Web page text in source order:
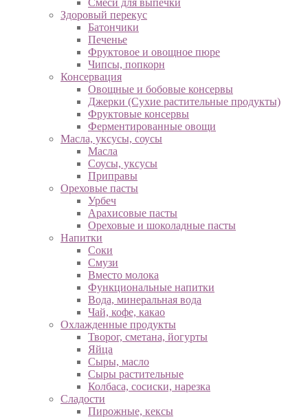
Смеси для выпечки
Здоровый перекус
Батончики
Печенье
Фруктовое и овощное пюре
Чипсы, попкорн
Консервация
Овощные и бобовые консервы
Джерки (Сухие растительные продукты)
Фруктовые консервы
Ферментированные овощи
Масла, уксусы, соусы
Масла
Соусы, уксусы
Приправы
Ореховые пасты
Урбеч
Арахисовые пасты
Ореховые и шоколадные пасты
Напитки
Соки
Смузи
Вместо молока
Функциональные напитки
Вода, минеральная вода
Чай, кофе, какао
Охлажденные продукты
Творог, сметана, йогурты
Яйца
Сыры, масло
Сыры растительные
Колбаса, сосиски, нарезка
Сладости
Пирожные, кексы